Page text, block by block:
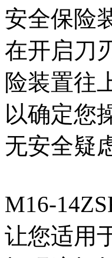
安全保险
在开启刀
险装置往
以确定您
无安全疑
M16-
让您适用